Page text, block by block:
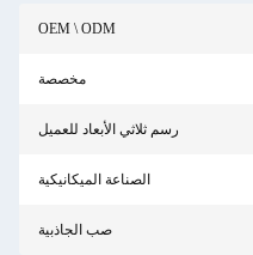
OEM \ ODM
مخصصة
رسم ثلاثي الأبعاد للعميل
الصناعة الميكانيكية
صب الجاذبية